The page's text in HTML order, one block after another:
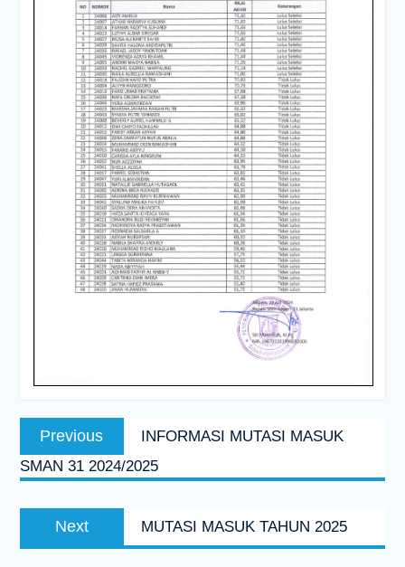
Navigasi
posPrevious
post:
INFORMASI MUTASI MASUK
SMAN 31 2024/2025
Next
post:
MUTASI MASUK TAHUN 2025